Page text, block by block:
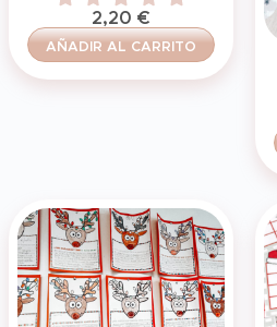
2,20 €
AÑADIR AL CARRITO